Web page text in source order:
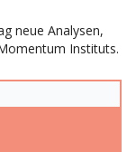
neue Analysen,
Instituts.